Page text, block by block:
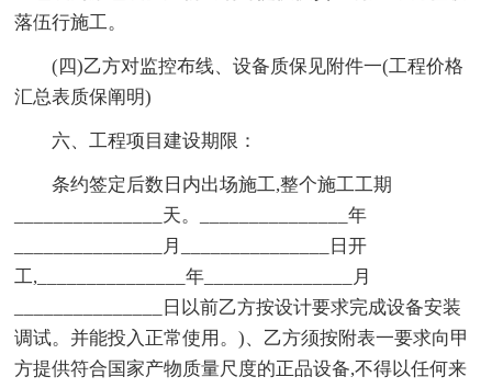
落伍行施工。
(四)乙方对监控布线、设备质保见附件一(工程价格
汇总表质保阐明)
六、工程项目建设期限：
条约签定后数日内出场施工,整个施工工期
_______________天。_______________年
_______________月_______________日开
工,_______________年_______________月
_______________日以前乙方按设计要求完成设备安装
调试。并能投入正常使用。)、乙方须按附表一要求向甲
方提供符合国家产物质量尺度的正品设备,不得以任何来